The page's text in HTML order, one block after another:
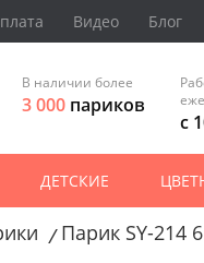
Видео Блог
В наличии более
3 000 париков
с
ДЕТСКИЕ
/ Парик SY-214